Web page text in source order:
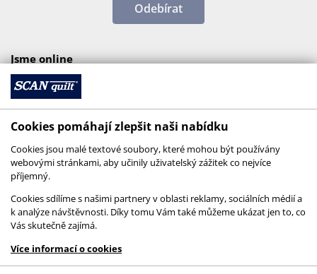
Odebírat
Jsme online
© 2026 SCANquilt - všechna práva vyhrazena
This site is protected by reCAPTCHA and the
GooglePrivacy PolicyandTerms of Serviceapply.
Cookies pomáhají zlepšit naši nabídku
Cookies jsou malé textové soubory, které mohou být používány
webovými stránkami, aby učinily uživatelský zážitek co nejvíce
příjemný.
Cookies sdílíme s našimi partnery v oblasti reklamy, sociálních médií a
k analýze návštěvnosti. Díky tomu Vám také můžeme ukázat jen to, co
Vás skutečně zajímá.
Více informací o cookies